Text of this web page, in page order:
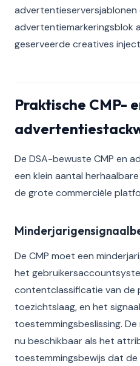
advertentieserversjablonen
advertentiemarkeringsblok
geserveerde creatives
Praktische CMP-
De DSA-bewuste CMP en
een klein aantal
de grote commerciële
De CMP moet een
het
contentclassificatie van de
toezichtslaag, en het
toestemmingsbeslissing.
nu beschikbaar als het
toestemmingsbewijs dat